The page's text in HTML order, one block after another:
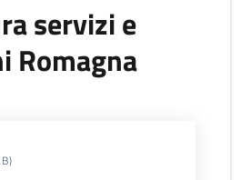
servizi e
Romagna